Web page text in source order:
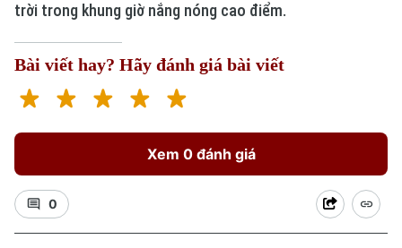
trời trong khung giờ nắng nóng cao điểm.
Bài viết hay? Hãy đánh giá bài viết
Xem 0 đánh giá
0